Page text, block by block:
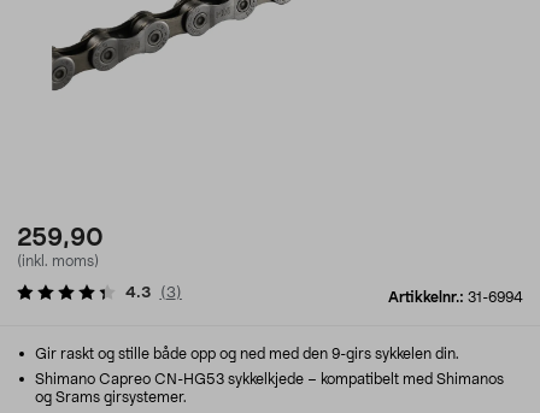
259,90
(inkl. moms)
Artikkelnr.: 31-6994
4.3 (3)
Gir raskt og stille både opp og ned med den 9-girs sykkelen din.
Shimano Capreo CN-HG53 sykkelkjede – kompatibelt med Shimanos
og Srams girsystemer.